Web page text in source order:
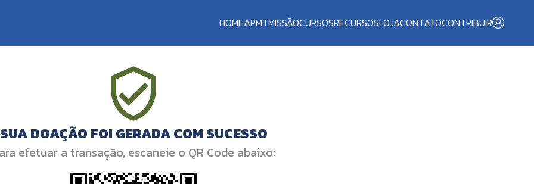
HOMEAPMTMISSÃOCURSOSRECURSOSLOJACONTATOCONTRIBUIR
SUA DOAÇÃO FOI GERADA COM SUCESSO
efetuar a transação, escaneie o QR Code abaixo: